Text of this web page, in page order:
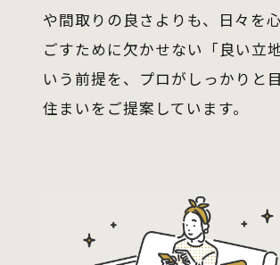
や間取りの良さよりも、日々を
ごすために欠かせない「良い立
いう前提を、プロがしっかりと
住まいをご提案しています。